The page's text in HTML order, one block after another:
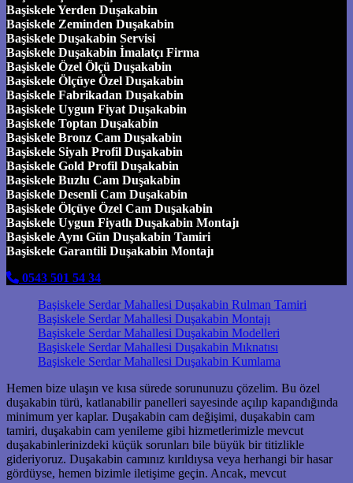
Başiskele Yerden Duşakabin
Başiskele Zeminden Duşakabin
Başiskele Duşakabin Servisi
Başiskele Duşakabin İmalatçı Firma
Başiskele Özel Ölçü Duşakabin
Başiskele Ölçüye Özel Duşakabin
Başiskele Fabrikadan Duşakabin
Başiskele Uygun Fiyat Duşakabin
Başiskele Toptan Duşakabin
Başiskele Bronz Cam Duşakabin
Başiskele Siyah Profil Duşakabin
Başiskele Gold Profil Duşakabin
Başiskele Buzlu Cam Duşakabin
Başiskele Desenli Cam Duşakabin
Başiskele Ölçüye Özel Cam Duşakabin
Başiskele Uygun Fiyatlı Duşakabin Montajı
Başiskele Aynı Gün Duşakabin Tamiri
Başiskele Garantili Duşakabin Montajı
0543 501 54 34
Başiskele Serdar Mahallesi Duşakabin Rulman Tamiri
Başiskele Serdar Mahallesi Duşakabin Montajı
Başiskele Serdar Mahallesi Duşakabin Modelleri
Başiskele Serdar Mahallesi Duşakabin Mıknatısı
Başiskele Serdar Mahallesi Duşakabin Kumlama
Hemen bize ulaşın ve kısa sürede sorununuzu çözelim. Bu özel
duşakabin türü, katlanabilir panelleri sayesinde açılıp kapandığında
minimum yer kaplar. Duşakabin cam değişimi, duşakabin cam
tamiri, duşakabin cam yenileme gibi hizmetlerimizle mevcut
duşakabinlerinizdeki küçük sorunları bile büyük bir titizlikle
gideriyoruz. Duşakabin camınız kırıldıysa veya herhangi bir hasar
gördüyse, hemen bizimle iletişime geçin. Ancak, mevcut